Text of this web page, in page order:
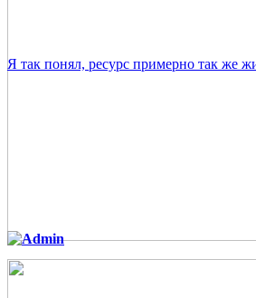
Я так понял, ресурс примерно так же